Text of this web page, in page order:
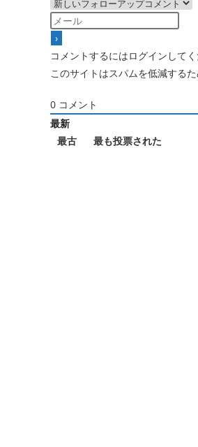
コメントするにはログインして
このサイトはスパムを低減する
0 コメント
最新
最古
最も投票された